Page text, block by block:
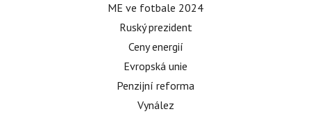
ME ve fotbale 2024
Ruský prezident
Ceny energií
Evropská unie
Penzijní reforma
Vynález